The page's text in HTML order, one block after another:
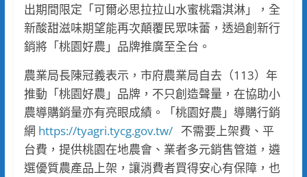
出期間限定「可爾必思拉拉山水蜜桃霜淇淋」，全
新酸甜滋味期望能再次顛覆民眾味蕾，透過創新行
銷將「桃園好農」品牌推廣至全台。
農業局長陳冠義表示，市府農業局自去（113）年
推動「桃園好農」品牌，不只創造聲量，在協助小
農導購銷量亦有亮眼成績。「桃園好農」導購行銷
網 https://tyagri.tycg.gov.tw/不需要上架費、平
台費，提供桃園在地農會、業者多元銷售管道，遴
選優質農產品上架，讓消費者買得安心有保障，也